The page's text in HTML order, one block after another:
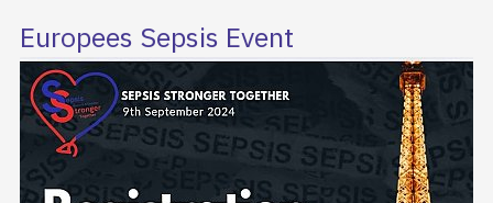
Europees Sepsis Event